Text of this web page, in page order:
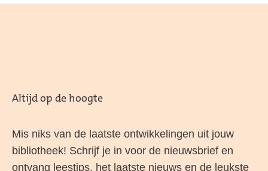
Altijd op de hoogte
Mis niks van de laatste ontwikkelingen uit jouw
bibliotheek! Schrijf je in voor de nieuwsbrief en
ontvang leestips, het laatste nieuws en de leukste